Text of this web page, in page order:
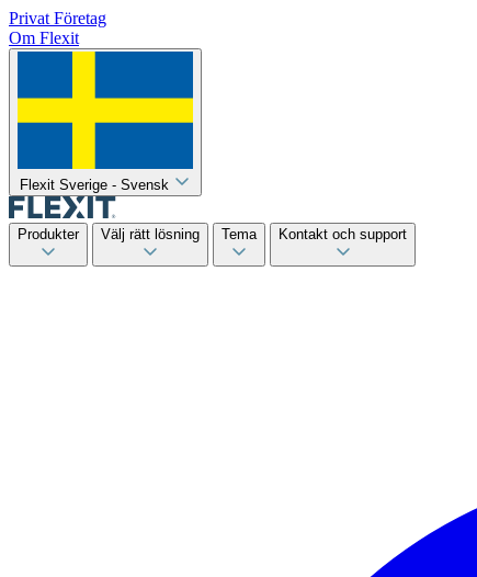
Privat Företag
Om Flexit
Flexit Sverige - Svensk
Produkter Välj rätt lösning Tema Kontakt och support